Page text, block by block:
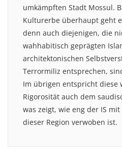
umkämpften Stadt Mossul.
Kulturerbe überhaupt geht
denn auch diejenigen, die
wahhabitisch geprägten
architektonischen
Terrormiliz entsprechen,
Im übrigen entspricht diese
Rigorosität auch dem
was zeigt, wie eng der IS
dieser Region verwoben ist.